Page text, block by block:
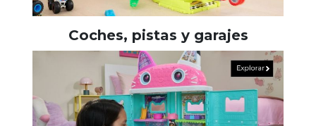
Coches, pistas y garajes